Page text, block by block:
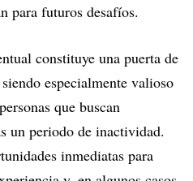
para futuros desafíos.
constituye una puerta de
especialmente valioso
que buscan
un periodo de inactividad.
inmediatas para